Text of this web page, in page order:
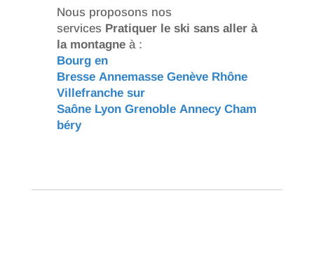
Nous proposons nos
services Pratiquer le ski sans aller à
la montagneà :
Bourg en
Bresse Annemasse Genève Rhône
Villefranche sur
Saône Lyon Grenoble Annecy Cham
béry